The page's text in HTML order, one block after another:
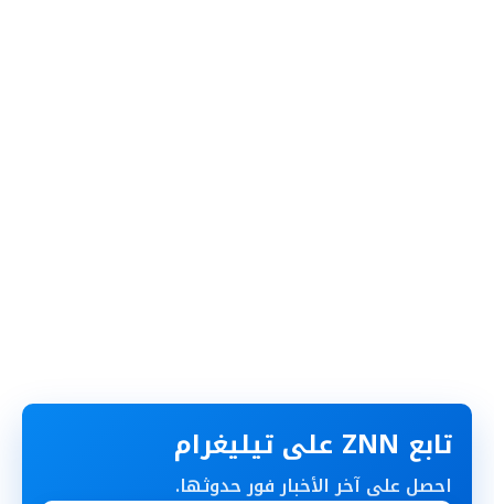
تابع ZNN على تيليغرام
احصل على آخر الأخبار فور حدوثها.